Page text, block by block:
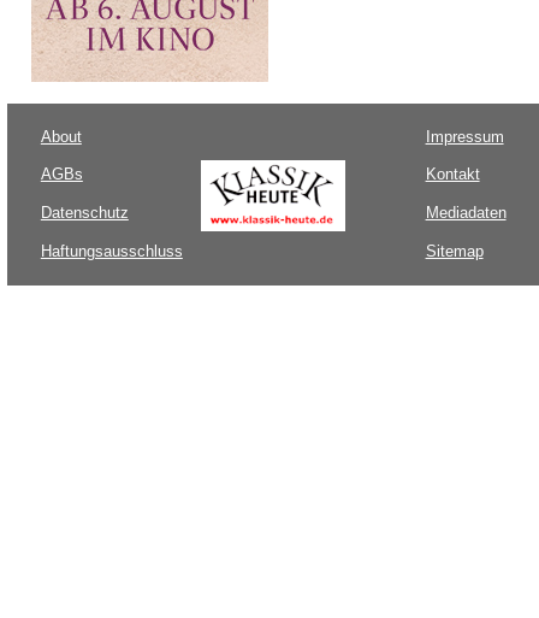
About
AGBs
Datenschutz
Haftungsausschluss
Impressum
Kontakt
Mediadaten
Sitemap